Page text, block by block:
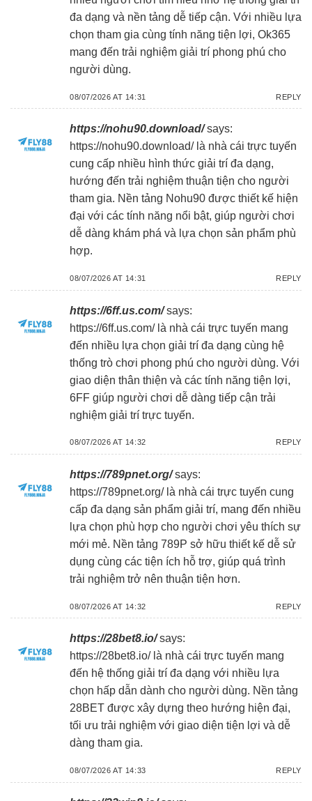
đa dạng và nền tảng dễ tiếp cận. Với nhiều lựa
chọn tham gia cùng tính năng tiện lợi, Ok365
mang đến trải nghiệm giải trí phong phú cho
người dùng.
08/07/2026 AT 14:31 REPLY
https://nohu90.download/ says:
https://nohu90.download/là nhà cái trực tuyến
cung cấp nhiều hình thức giải trí đa dạng,
hướng đến trải nghiệm thuận tiện cho người
tham gia. Nền tảng Nohu90 được thiết kế hiện
đại với các tính năng nổi bật, giúp người chơi
dễ dàng khám phá và lựa chọn sản phẩm phù
hợp.
08/07/2026 AT 14:31 REPLY
https://6ff.us.com/ says:
https://6ff.us.com/là nhà cái trực tuyến mang
đến nhiều lựa chọn giải trí đa dạng cùng hệ
thống trò chơi phong phú cho người dùng. Với
giao diện thân thiện và các tính năng tiện lợi,
6FF giúp người chơi dễ dàng tiếp cận trải
nghiệm giải trí trực tuyến.
08/07/2026 AT 14:32 REPLY
https://789pnet.org/ says:
https://789pnet.org/là nhà cái trực tuyến cung
cấp đa dạng sản phẩm giải trí, mang đến nhiều
lựa chọn phù hợp cho người chơi yêu thích sự
mới mẻ. Nền tảng 789P sở hữu thiết kế dễ sử
dụng cùng các tiện ích hỗ trợ, giúp quá trình
trải nghiệm trở nên thuận tiện hơn.
08/07/2026 AT 14:32 REPLY
https://28bet8.io/ says:
https://28bet8.io/là nhà cái trực tuyến mang
đến hệ thống giải trí đa dạng với nhiều lựa
chọn hấp dẫn dành cho người dùng. Nền tảng
28BET được xây dựng theo hướng hiện đại,
tối ưu trải nghiệm với giao diện tiện lợi và dễ
dàng tham gia.
08/07/2026 AT 14:33 REPLY